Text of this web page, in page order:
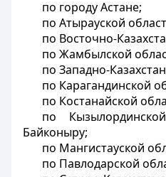
по городу Астане;
по Атырауской
по Восточно-
по Жамбылской
по Западно-
по Карагандинской
по Костанайской
по
Байконыру;
по Мангистауской
по Павлодарской